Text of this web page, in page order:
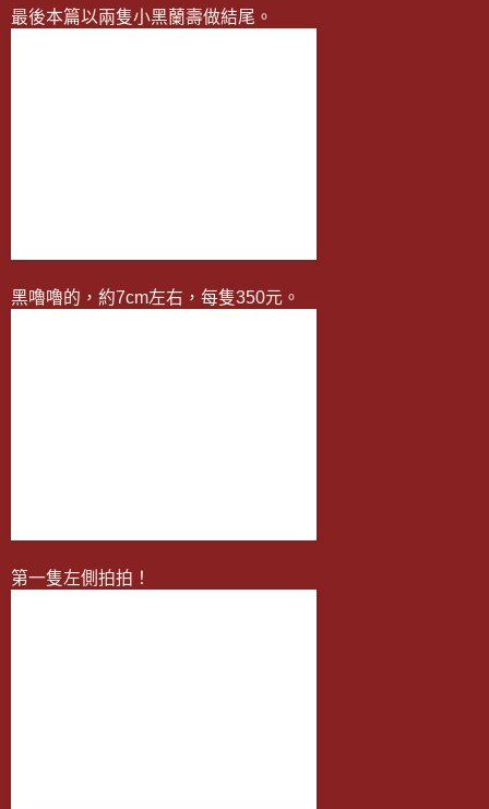
最後本篇以兩隻小黑蘭壽做結尾。
黑嚕嚕的，約7cm左右，每隻350元。
第一隻左側拍拍！